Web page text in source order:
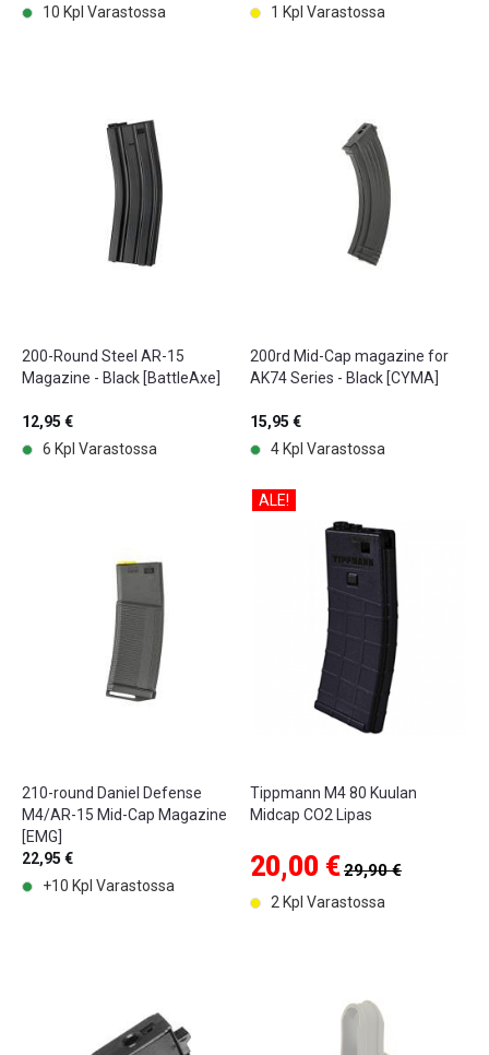
10 Kpl Varastossa
1 Kpl Varastossa
200-Round Steel AR-15
Magazine - Black [BattleAxe]
12,95 €
6 Kpl Varastossa
200rd Mid-Cap magazine for
AK74 Series - Black [CYMA]
15,95 €
4 Kpl Varastossa
210-round Daniel Defense
M4/AR-15 Mid-Cap Magazine
[EMG]
22,95 €
+10 Kpl Varastossa
ALE!
Tippmann M4 80 Kuulan
Midcap CO2 Lipas
20,00 €29,90 €
2 Kpl Varastossa